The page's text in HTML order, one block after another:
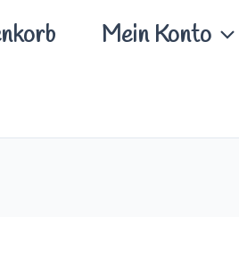
Mein Konto